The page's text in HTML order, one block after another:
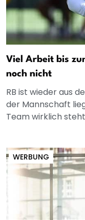
Viel Arbeit bis
noch nicht
RB ist wieder aus
der Mannschaft
Team wirklich
WERBUNG